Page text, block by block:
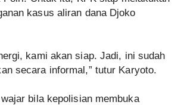
kasus aliran dana Djoko
kami akan siap. Jadi, ini sudah
secara informal,” tutur Karyoto.
bila kepolisian membuka